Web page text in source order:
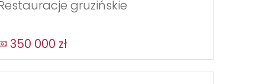
gruzińskie
350 000 zł